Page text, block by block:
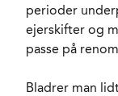
PH-VÆRDI
RESTSUKKER
SYREINDHOLD
perioder
ejerskifter og
passe på
Bladrer man